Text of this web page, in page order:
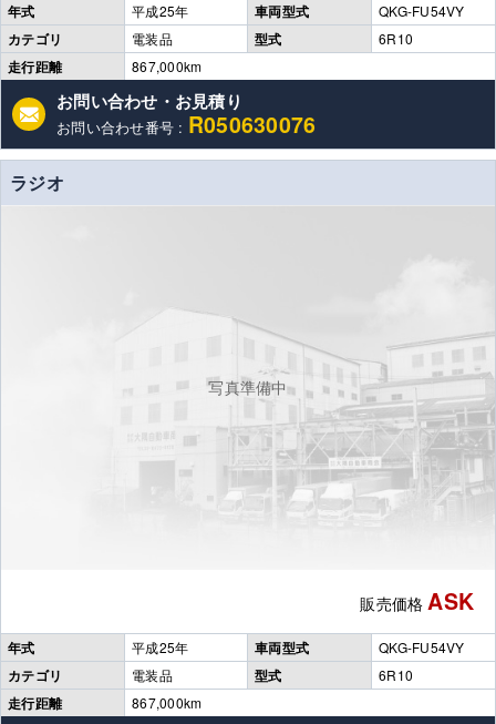
年式 平成25年 車両型式 QKG-FU54VY
カテゴリ 電装品 型式 6R10
走行距離 867,000km
お問い合わせ・お見積り
お問い合わせ番号 : R050630076
ラジオ
写真準備中
販売価格 ASK
年式 平成25年 車両型式 QKG-FU54VY
カテゴリ 電装品 型式 6R10
走行距離 867,000km